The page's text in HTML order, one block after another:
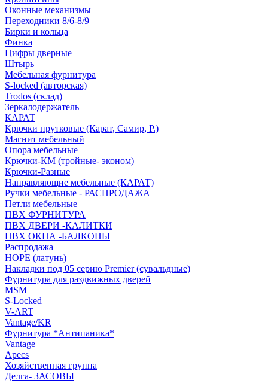
Оконные механизмы
Переходники 8/6-8/9
Бирки и кольца
Финка
Цифры дверные
Штырь
Мебельная фурнитура
S-locked (авторская)
Trodos (склад)
Зеркалодержатель
КАРАТ
Крючки прутковые (Карат, Самир, Р.)
Магнит мебельный
Опора мебельные
Крючки-КМ (тройные- эконом)
Крючки-Разные
Направляющие мебельные (КАРАТ)
Ручки мебельные - РАСПРОДАЖА
Петли мебельные
ПВХ ФУРНИТУРА
ПВХ ДВЕРИ -КАЛИТКИ
ПВХ ОКНА -БАЛКОНЫ
Распродажа
HOPE (латунь)
Накладки под 05 серию Premier (сувальдные)
Фурнитура для раздвижных дверей
MSM
S-Locked
V-ART
Vantage/KR
Фурнитура *Антипаника*
Vantage
Apecs
Хозяйственная группа
Делга- ЗАСОВЫ